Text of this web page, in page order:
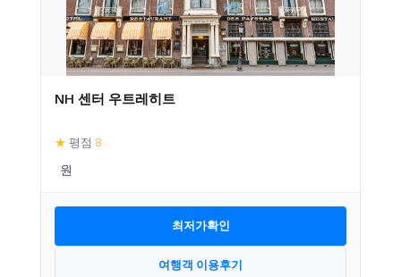
NH 센터 우트레히트
★ 평점 8
최저가확인
여행객 이용후기